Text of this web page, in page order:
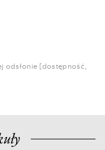
odsłonie [dostępność,